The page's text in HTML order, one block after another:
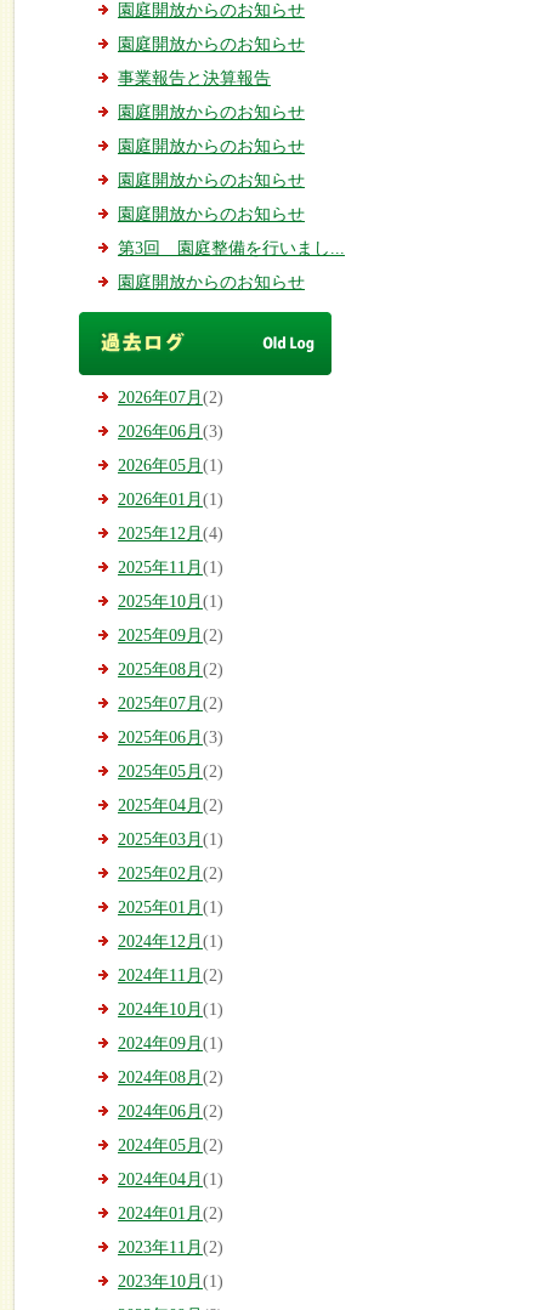
園庭開放からのお知らせ
園庭開放からのお知らせ
事業報告と決算報告
園庭開放からのお知らせ
園庭開放からのお知らせ
園庭開放からのお知らせ
園庭開放からのお知らせ
第3回 園庭整備を行いまし...
園庭開放からのお知らせ
2026年07月 (2)
2026年06月 (3)
2026年05月 (1)
2026年01月 (1)
2025年12月 (4)
2025年11月 (1)
2025年10月 (1)
2025年09月 (2)
2025年08月 (2)
2025年07月 (2)
2025年06月 (3)
2025年05月 (2)
2025年04月 (2)
2025年03月 (1)
2025年02月 (2)
2025年01月 (1)
2024年12月 (1)
2024年11月 (2)
2024年10月 (1)
2024年09月 (1)
2024年08月 (2)
2024年06月 (2)
2024年05月 (2)
2024年04月 (1)
2024年01月 (2)
2023年11月 (2)
2023年10月 (1)